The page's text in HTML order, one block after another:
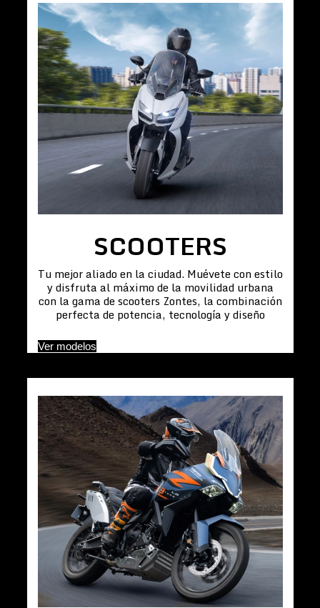
SCOOTERS
Tu mejor aliado en la ciudad. Muévete con estilo
y disfruta al máximo de la movilidad urbana
con la gama de scooters Zontes, la combinación
perfecta de potencia, tecnología y diseño
Ver modelos